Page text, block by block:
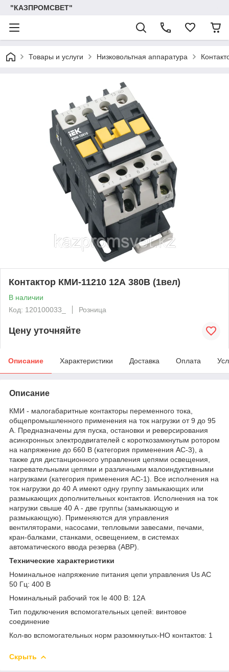
"КАЗПРОМСВЕТ"
Товары и услуги Низковольтная аппаратура
Контактор КМИ-11210 12А 380В (1вел)
В наличии
Код: 120100033_
Розница
Цену уточняйте
Описание Характеристики Доставка Оплата
Описание
КМИ - малогабаритные контакторы переменного тока,
общепромышленного применения на ток нагрузки от 9 до 95
А. Предназначены для пуска, остановки и реверсирования
асинхронных электродвигателей с короткозамкнутым ротором
на напряжение до 660 В (категория применения АС-3), а
также для дистанционного управления цепями освещения,
нагревательными цепями и различными малоиндуктивными
нагрузками (категория применения АС-1). Все исполнения на
ток нагрузки до 40 А имеют одну группу замыкающих или
размыкающих дополнительных контактов. Исполнения на ток
нагрузки свыше 40 А - две группы (замыкающую и
размыкающую). Применяются для управления
вентиляторами, насосами, тепловыми завесами, печами,
кран-балками, станками, освещением, в системах
автоматического ввода резерва (АВР).
Технические характеристики
Номинальное напряжение питания цепи управления Us AC
50 Гц: 400 В
Номинальный рабочий ток Ie 400 В: 12А
Тип подключения вспомогательных цепей: винтовое
соединение
Кол-во вспомогательных норм разомкнутых-НО контактов: 1
Скрыть